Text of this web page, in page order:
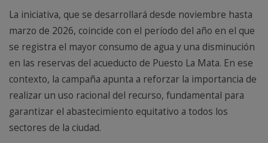
La iniciativa, que se desarrollará desde noviembre hasta
marzo de 2026, coincide con el período del año en el que
se registra el mayor consumo de agua y una disminución
en las reservas del acueducto de Puesto La Mata. En ese
contexto, la campaña apunta a reforzar la importancia de
realizar un uso racional del recurso, fundamental para
garantizar el abastecimiento equitativo a todos los
sectores de la ciudad.